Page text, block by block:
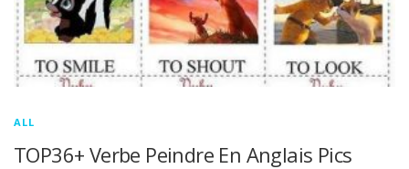
ALL
TOP36+ Verbe Peindre En Anglais Pics